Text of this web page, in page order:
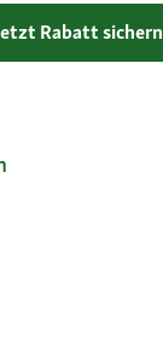
Rabatt sichern